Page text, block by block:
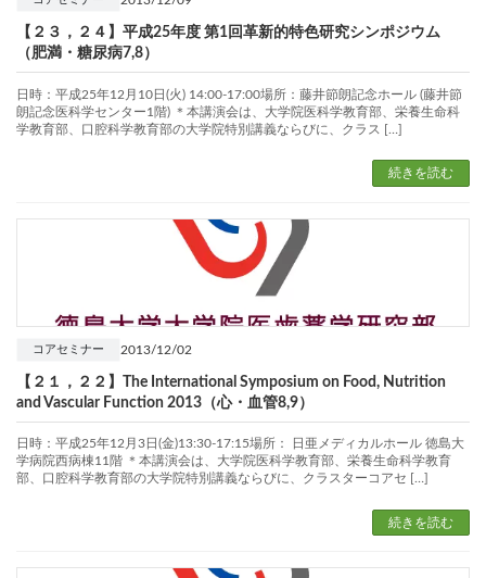
【２３，２４】平成25年度 第1回革新的特色研究シンポジウム
（肥満・糖尿病7,8）
日時：平成25年12月10日(火) 14:00-17:00場所：藤井節朗記念ホール (藤井節
朗記念医科学センター1階) ＊本講演会は、大学院医科学教育部、栄養生命科
学教育部、口腔科学教育部の大学院特別講義ならびに、クラス […]
続きを読む
2013/12/02
コアセミナー
【２１，２２】The International Symposium on Food, Nutrition
and Vascular Function 2013（心・血管8,9）
日時：平成25年12月3日(金)13:30-17:15場所： 日亜メディカルホール 徳島大
学病院西病棟11階 ＊本講演会は、大学院医科学教育部、栄養生命科学教育
部、口腔科学教育部の大学院特別講義ならびに、クラスターコアセ […]
続きを読む